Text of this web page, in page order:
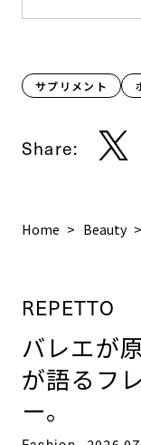
サプリメント
Share:
Home Beauty
REPETTO
バレエが
が語るフ
ー。